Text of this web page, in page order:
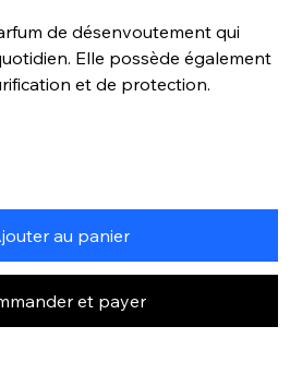
de désenvoutement qui
Elle possède également
et de protection.
au panier
et payer